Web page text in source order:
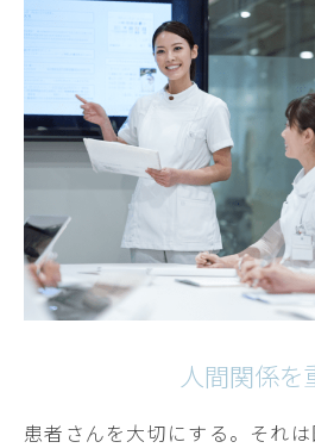
人間関係を
患者さんを大切にする。それ